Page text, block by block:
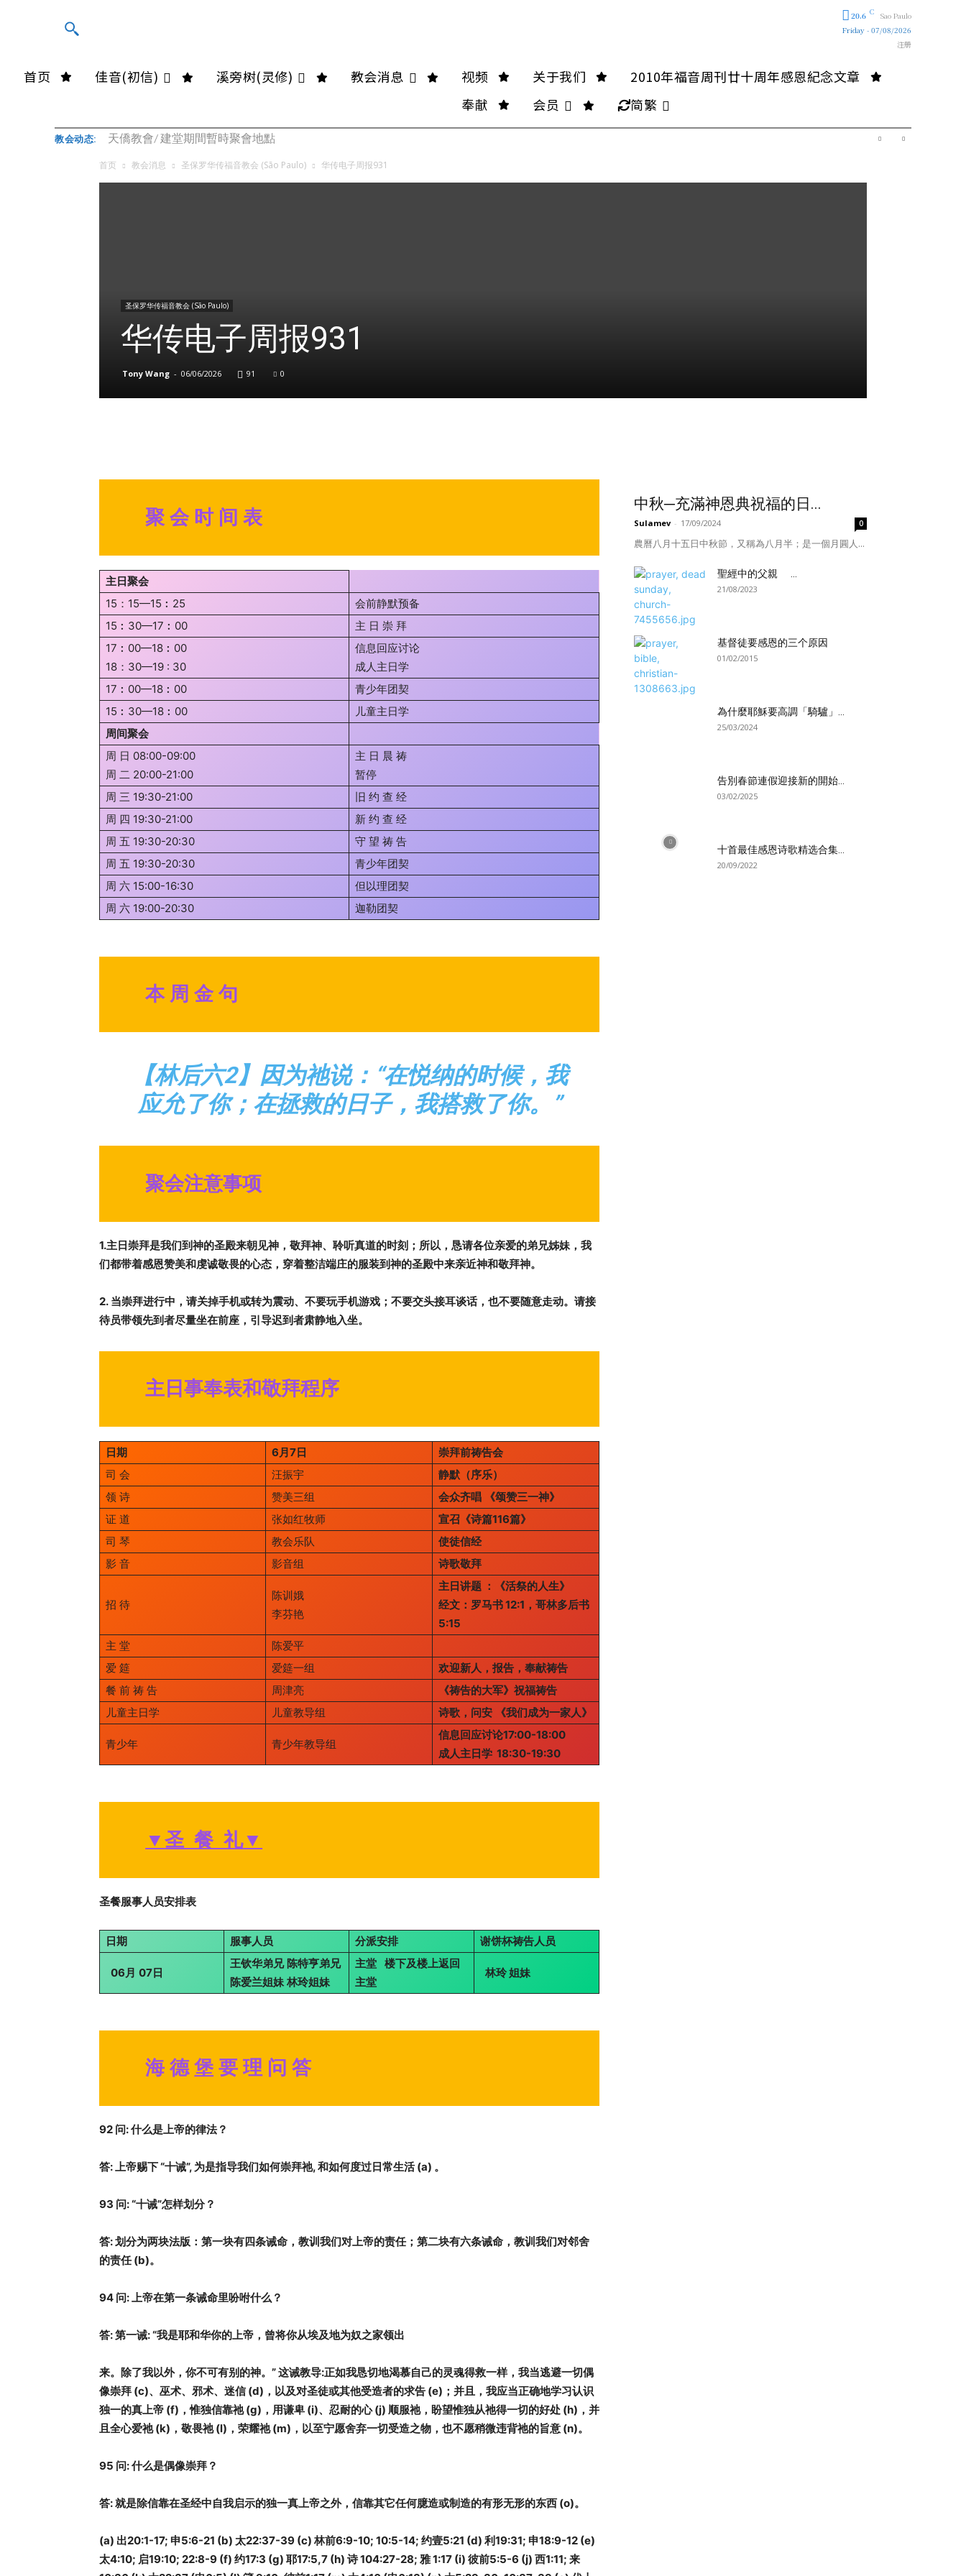
20.6 C
Sao Paulo
Friday - 07/08/2026
注册
首页 佳音(初信) 溪旁树(灵修) 教会消息 视频 关于我们
2010年福音周刊廿十周年感恩紀念文章
奉献
会员 简繁
教会动态: 天僑教會/ 建堂期間暫時聚會地點
首页 教会消息 圣保罗华传福音教会 (São Paulo) 华传电子周报931
圣保罗华传福音教会 (São Paulo)
华传电子周报931
Tony Wang - 06/06/2026 91 0
聚 会 时 间 表
主日聚会
15：15—15︰25
会前静默预备
15︰30—17︰00
主 日 崇 拜
17︰00—18︰00
18：30—19 : 30
信息回应讨论
成人主日学
17︰00—18︰00
青少年团契
15︰30—18︰00
儿童主日学
周间聚会
周 日 08:00-09:00
周 二 20:00-21:00
主 日 晨 祷
暂停
周 三 19:30-21:00
旧 约 查 经
周 四 19:30-21:00
新 约 查 经
周 五 19:30-20:30
守 望 祷 告
周 五 19:30-20:30
青少年团契
周 六 15:00-16:30
但以理团契
周 六 19:00-20:30
迦勒团契
本 周 金 句
【林后六2】因为祂说：“在悦纳的时候，我
应允了你；在拯救的日子，我搭救了你。”
聚会注意事项
1.主日崇拜是我们到神的圣殿来朝见神，敬拜神、聆听真道的时刻；所以，恳请各位亲爱的弟兄姊妹，我
们都带着感恩赞美和虔诚敬畏的心态，穿着整洁端庄的服装到神的圣殿中来亲近神和敬拜神。
2. 当崇拜进行中，请关掉手机或转为震动、不要玩手机游戏；不要交头接耳谈话，也不要随意走动。请接
待员带领先到者尽量坐在前座，引导迟到者肃静地入坐。
主日事奉表和敬拜程序
日期 6月7日
崇拜前祷告会
司 会
汪振宇
静默（序乐）
领 诗
赞美三组 会众齐唱
《颂赞三一神》
证 道
张如红牧师 宣召《诗篇116篇》
司 琴
教会乐队
使徒信经
影 音
影音组 诗歌敬拜
招 待
陈训娥
李芬艳
主日讲题 ：
《活祭的人生》
经文： 罗马书 12:1，哥林多后书
5:15
主 堂
陈爱平
爱 筵
爱筵一组
欢迎新人，报告，奉献祷告
餐 前 祷 告
周津亮
《祷告的大军》祝福祷告
儿童主日学
儿童教导组 诗歌，问安 《我们成为一家人》
青少年 青少年教导组
信息回应讨论17:00-18:00
成人主日学 18:30-19:30
▼圣 餐 礼▼
圣餐服事人员安排表
日期 服事人员 分派安排 谢饼杯祷告人员
06 月 07日
王钦华弟兄 陈特亨弟兄
陈爱兰姐妹 林玲姐妹
主堂 楼下及楼上返回
主堂
林玲姐妹
海 德 堡 要 理 问 答
92 问:什么是上帝的律法？
答:上帝赐下“十诫”, 为是指导我们如何崇拜祂,和如何度过日常生活(a) 。
93 问:“十诫”怎样划分？
答:划分为两块法版：第一块有四条诫命，教训我们对上帝的责任；第二块有六条诫命，教训我们对邻舍
的责任(b)。
94 问:上帝在第一条诫命里吩咐什么？
答:第一诫: “我是耶和华你的上帝，曾将你从埃及地为奴之家领出
来。除了我以外，你不可有别的神。 ”这诫教导:正如我恳切地渴慕自己的灵魂得救一样，我当逃避一切偶
像崇拜 (c)、巫术、邪术、迷信(d) ，以及对圣徒或其他受造者的求告 (e) ；并且，我应当正确地学习认识
独一的真上帝 (f) ，惟独信靠祂(g) ，用谦卑 (i)、忍耐的心(j) 顺服祂，盼望惟独从祂得一切的好处 (h) ，并
且全心爱祂(k) ，敬畏祂(l) ，荣耀祂(m) ，以至宁愿舍弃一切受造之物，也不愿稍微违背祂的旨意 (n)。
95 问:什么是偶像崇拜？
答:就是除信靠在圣经中自我启示的独一真上帝之外，信靠其它任何臆造或制造的有形无形的东西 (o)。
(a) 出20:1-17; 申5:6-21 (b) 太22:37-39 (c) 林前6:9-10; 10:5-14; 约壹5:21 (d) 利19:31; 申18:9-12 (e)
太4:10; 启19:10; 22:8-9 (f) 约17:3 (g) 耶17:5,7 (h) 诗104:27-28; 雅1:17 (i) 彼前5:5-6 (j) 西1:11; 来
中秋─充滿神恩典祝福的日...
Sulamev - 17/09/2024 0
農曆八月十五日中秋節，又稱為八月半；是一個月圓人...
聖經中的父親 ...
21/08/2023
基督徒要感恩的三个原因
01/02/2015
為什麼耶穌要高調「騎驢」...
25/03/2024
告別春節連假迎接新的開始...
03/02/2025
十首最佳感恩诗歌精选合集...
20/09/2022